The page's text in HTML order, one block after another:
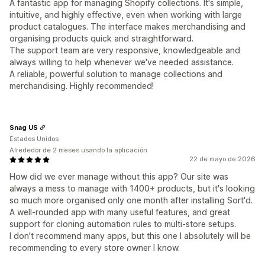
A fantastic app for managing Shopify collections. It's simple,
intuitive, and highly effective, even when working with large
product catalogues. The interface makes merchandising and
organising products quick and straightforward.
The support team are very responsive, knowledgeable and
always willing to help whenever we've needed assistance.
A reliable, powerful solution to manage collections and
merchandising. Highly recommended!
22 de mayo de 2026
How did we ever manage without this app? Our site was
always a mess to manage with 1400+ products, but it's looking
so much more organised only one month after installing Sort'd.
A well-rounded app with many useful features, and great
support for cloning automation rules to multi-store setups.
I don't recommend many apps, but this one I absolutely will be
recommending to every store owner I know.
Snag US
Estados Unidos
Alrededor de 2 meses usando la aplicación